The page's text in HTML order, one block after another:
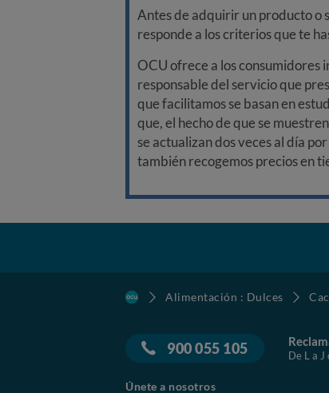
Antes de adquirir un producto o
responde a los criterios que te
OCU ofrece a los consumidores
responsable del servicio que
que facilitamos se basan en
que, el hecho de que se
se actualizan dos veces al día
también recogemos precios en
Alimentación : Dulces
900 055 105 De L a
Únete a nosotros